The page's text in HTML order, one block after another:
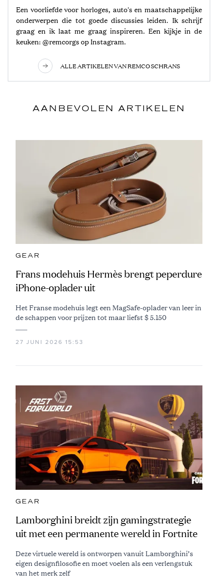
Een voorliefde voor horloges, auto's en maatschappelijke
onderwerpen die tot goede discussies leiden. Ik schrijf
graag en ik laat me graag inspireren. Een kijkje in de
keuken: @remcorgs op Instagram.
ALLE ARTIKELEN VAN REMCO SCHRANS
AANBEVOLEN ARTIKELEN
GEAR
Frans modehuis Hermès brengt peperdure
iPhone-oplader uit
Het Franse modehuis legt een MagSafe-oplader van leer in
de schappen voor prijzen tot maar liefst $ 5.150
27 JUNI 2026 15:53
GEAR
Lamborghini breidt zijn gamingstrategie
uit met een permanente wereld in Fortnite
Deze virtuele wereld is ontworpen vanuit Lamborghini’s
eigen designfilosofie en moet voelen als een verlengstuk
van het merk zelf